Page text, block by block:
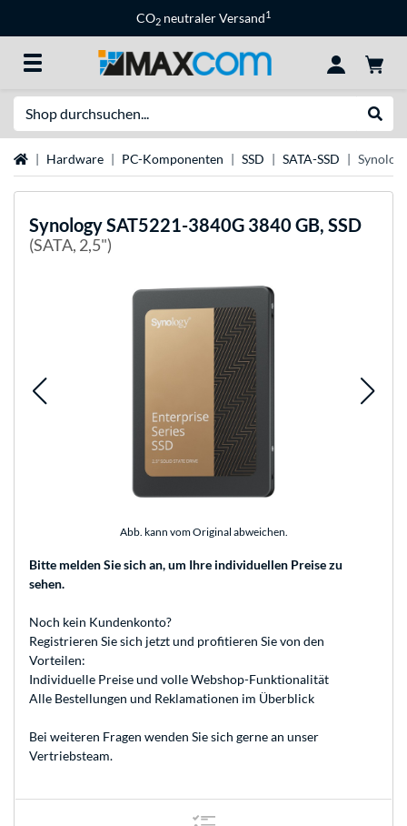
CO2 neutraler Versand1
StartseiteHardware PC-Komponenten SSD SATA-SSD
SynologySAT5221-3840G 3840 GB, SSD
(SATA, 2,5")
Abb. kann vom Original abweichen.
Bitte melden Sie sich an, um Ihre individuellen Preise zu
sehen.
Noch kein Kundenkonto?
Registrieren Sie sich jetzt und profitieren Sie von den
Vorteilen:
Individuelle Preise und volle Webshop-Funktionalität
Alle Bestellungen und Reklamationen im Überblick
Bei weiteren Fragen wenden Sie sich gerne an unser
Vertriebsteam.